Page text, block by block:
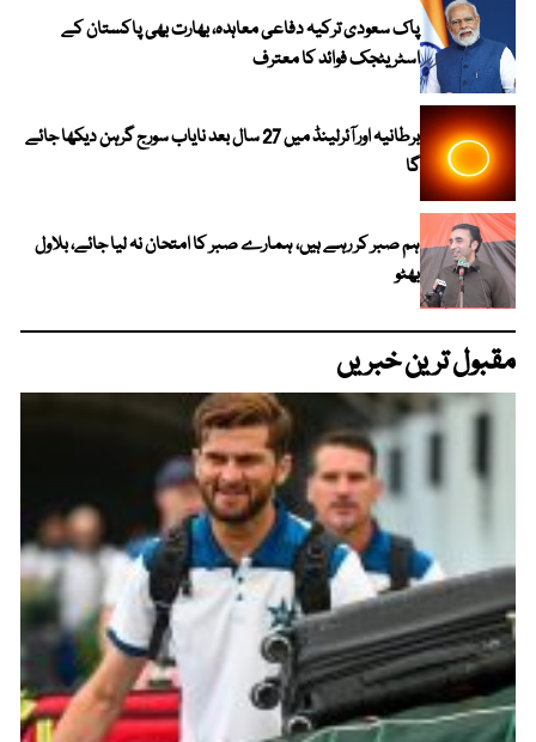
پاک سعودی ترکیہ دفاعی معاہدہ، بھارت بھی پاکستان کے
اسٹریٹجک فوائد کا معترف
برطانیہ اور آئرلینڈ میں 27 سال بعد نایاب سورج گرہن دیکھا جائے
گا
ہم صبر کر رہے ہیں، ہمارے صبر کا امتحان نہ لیا جائے، بلاول
بھٹو
مقبول ترین خبریں